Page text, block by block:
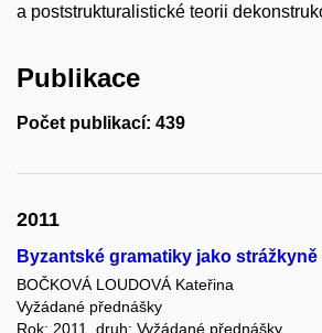
a poststrukturalistické teorii
Publikace
Počet publikací: 439
2011
Byzantské gramatiky jako
BOČKOVÁ LOUDOVÁ Kateřina
Vyžádané přednášky
Rok: 2011, druh: Vyžádané přednášky